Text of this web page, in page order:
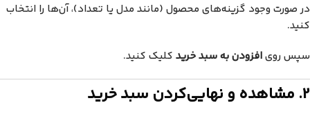
در صورت وجود گزینه‌های محصول (مانند مدل یا تعداد)، آن‌ها را انتخاب
کنید.
سپس رویافزودن به سبد خرید کلیک کنید.
2. مشاهده و نهایی‌کردن سبد خرید